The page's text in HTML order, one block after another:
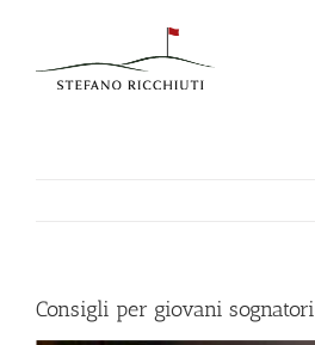
Consigli per giovani sognatori